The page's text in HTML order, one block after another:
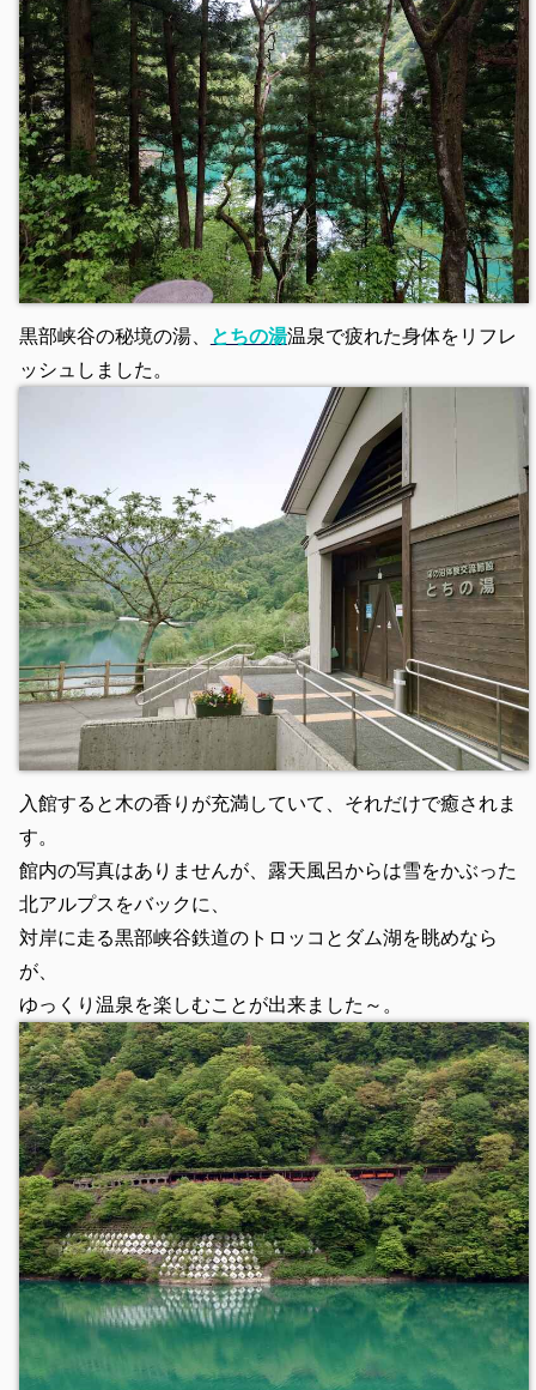
黒部峡谷の秘境の湯、 とちの湯温泉で疲れた身体をリフレ
ッシュしました。
入館すると木の香りが充満していて、それだけで癒されま
す。
館内の写真はありませんが、露天風呂からは雪をかぶった
北アルプスをバックに、
対岸に走る黒部峡谷鉄道のトロッコとダム湖を眺めなら
が、
ゆっくり温泉を楽しむことが出来ました～。